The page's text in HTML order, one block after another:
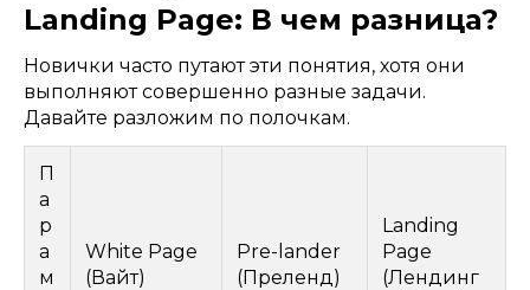
Landing Page: В чем разница?
Новички часто путают эти понятия, хотя они
выполняют совершенно разные задачи.
Давайте разложим по полочкам.
П
а
р
а
м
White Page
(Вайт)
Pre-lander
(Преленд)
Landing
Page
(Лендинг